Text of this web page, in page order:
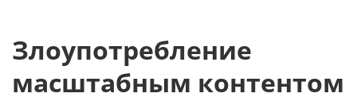
Злоупотребление
масштабным контентом